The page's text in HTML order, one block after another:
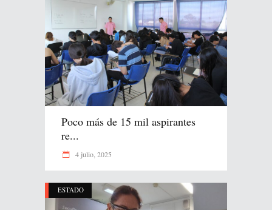
Poco más de 15 mil aspirantes
re...
4 julio, 2025
ESTADO